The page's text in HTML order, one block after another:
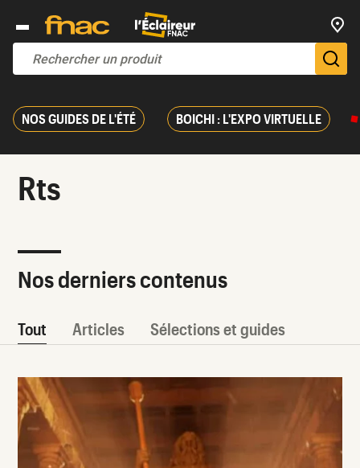
NOS GUIDES DE L'ÉTÉ BOICHI : L'EXPO VIRTUELLE
Rts
Nos derniers contenus
Tout Articles Sélections et guides